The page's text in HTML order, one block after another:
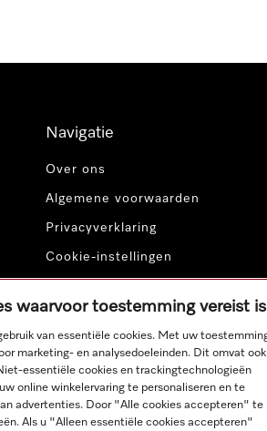
Navigatie
Over ons
Algemene voorwaarden
Privacyverklaring
Cookie-instellingen
productprijzen plus BTW; levering
waarvoor toestemming vereist is
van essentiële cookies. Met uw
marketing- en analysedoeleinden. Dit omvat ook
essentiële cookies en trackingtechnologieën
online winkelervaring te personaliseren en te
advertenties. Door "Alle cookies accepteren" te
Als u "Alleen essentiële cookies accepteren"